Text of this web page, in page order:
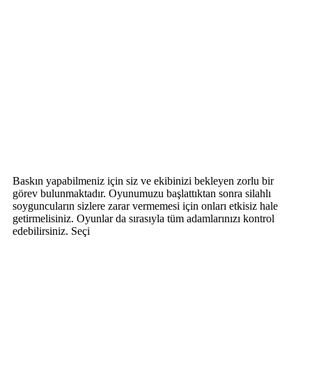
Baskın yapabilmeniz için siz ve ekibinizi bekleyen zorlu bir
görev bulunmaktadır. Oyunumuzu başlattıktan sonra silahlı
soyguncuların sizlere zarar vermemesi için onları etkisiz hale
getirmelisiniz. Oyunlar da sırasıyla tüm adamlarınızı kontrol
edebilirsiniz. Seçi